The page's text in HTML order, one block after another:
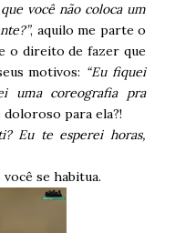
que você não coloca um
, aquilo me parte o
o direito de fazer que
motivos: “Eu fiquei
uma coreografia pra
doloroso para ela?!
Eu te esperei horas,
se habitua.